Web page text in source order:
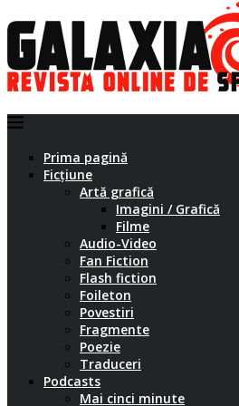
Prima pagină
Ficțiune
Artă grafică
Imagini / Grafică
Filme
Audio-Video
Fan Fiction
Flash fiction
Foileton
Povestiri
Fragmente
Poezie
Traduceri
Podcasts
Mai cinci minute